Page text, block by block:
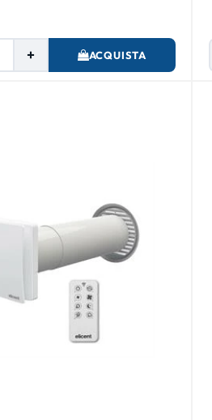
Quantità ACQUISTA